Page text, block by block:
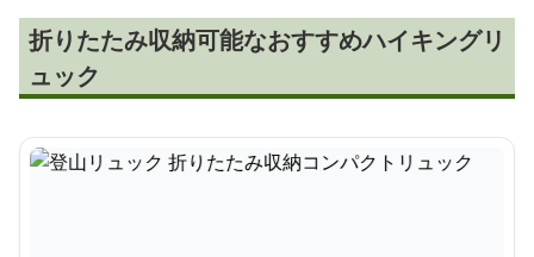
折りたたみ収納可能なおすすめハイキングリ
ュック